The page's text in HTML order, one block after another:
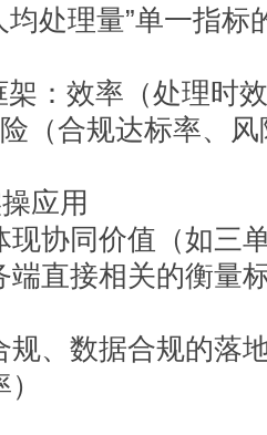
均处理量”单一指
架：效率（处理时
（合规达标率、
应用
现协同价值（如三
端直接相关的衡量
规、数据合规的落